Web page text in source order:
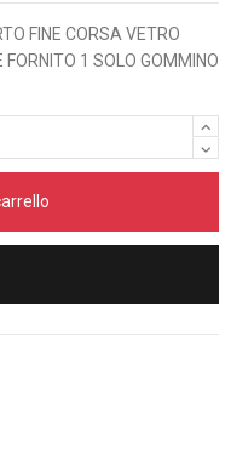
FINE CORSA VETRO
FORNITO 1 SOLO GOMMINO